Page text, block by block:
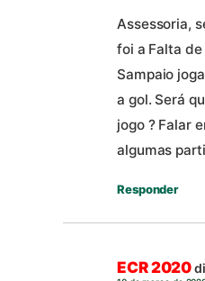
Assessoria,
foi a Falta
Sampaio
a gol. Será
jogo ? Falar
algumas
Responder
ECR 2020